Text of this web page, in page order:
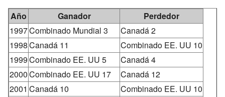
Año
Ganador
Perdedor
1997Combinado Mundial 3
Canadá 2
1998Canadá 11
Combinado EE. UU 10
1999Combinado EE. UU 5
Canadá 4
2000Combinado EE. UU 17
Canadá 12
2001 Canadá 10
Combinado EE. UU 10